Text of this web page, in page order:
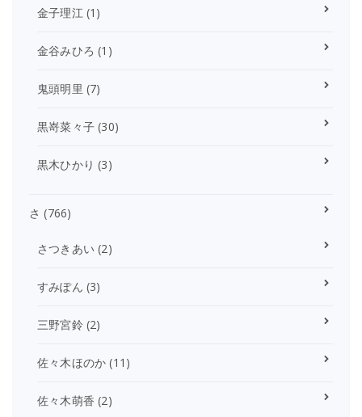
金子理江(1)
金谷みひろ (1)
鬼頭明里 (7)
黒嵜菜々子 (30)
黒木ひかり (3)
さ (766)
さつきあい (2)
すみぽん (3)
三野宮鈴(2)
佐々木ほのか (11)
佐々木萌香 (2)